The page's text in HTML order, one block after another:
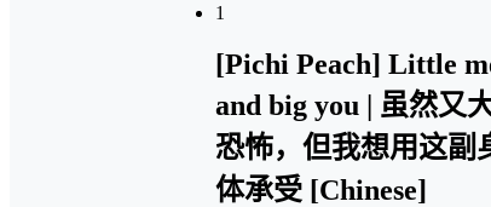
1
[Pichi Peach] Little
and big you | 虽然又
恐怖，但我想用这副
体承受 [Chinese]